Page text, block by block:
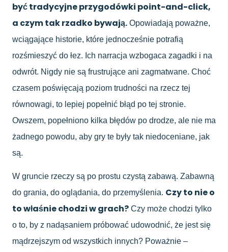
być tradycyjne przygodówki point-and-click,
a czym tak rzadko bywają. Opowiadają poważne,
wciągające historie, które jednocześnie potrafią
rozśmieszyć do łez. Ich narracja wzbogaca zagadki i na
odwrót. Nigdy nie są frustrujące ani zagmatwane. Choć
czasem poświęcają poziom trudności na rzecz tej
równowagi, to lepiej popełnić błąd po tej stronie.
Owszem, popełniono kilka błędów po drodze, ale nie ma
żadnego powodu, aby gry te były tak niedoceniane, jak
są.
W gruncie rzeczy są po prostu czystą zabawą. Zabawną
do grania, do oglądania, do przemyślenia. Czy to nie o
to właśnie chodzi w grach? Czy może chodzi tylko
o to, by z nadąsaniem próbować udowodnić, że jest się
mądrzejszym od wszystkich innych? Poważnie –